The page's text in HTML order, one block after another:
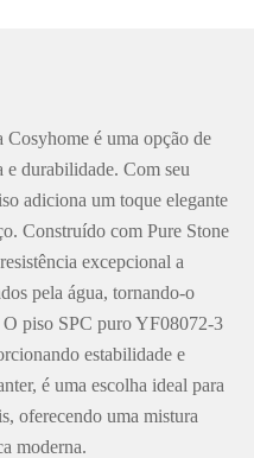
é uma opção de
durabilidade. Com seu
adiciona um toque elegante
Construído com Pure Stone
excepcional a
pela água, tornando-o
O piso SPC puro YF08072-3
estabilidade e
é uma escolha ideal para
oferecendo uma mistura
moderna.